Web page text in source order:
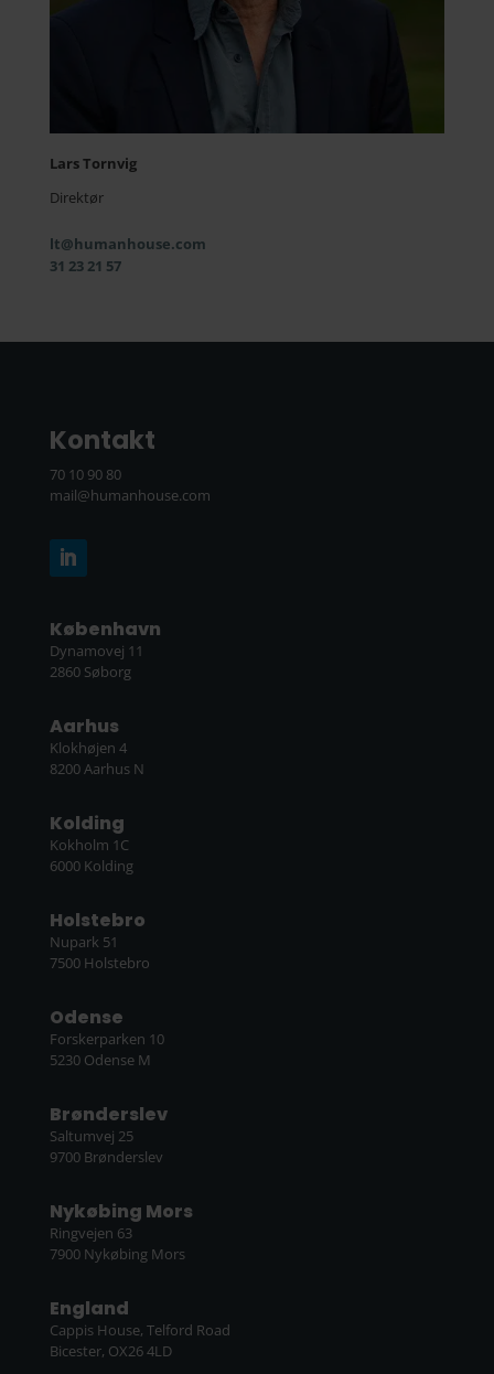
Lars Tornvig
Direktør
lt@humanhouse.com
31 23 21 57
Kontakt
70 10 90 80
mail@humanhouse.com
København
Dynamovej 11
2860 Søborg
Aarhus
Klokhøjen 4
8200 Aarhus N
Kolding
Kokholm 1C
6000 Kolding
Holstebro
Nupark 51
7500 Holstebro
Odense
Forskerparken 10
5230 Odense M
Brønderslev
Saltumvej 25
9700 Brønderslev
Nykøbing Mors
Ringvejen 63
7900 Nykøbing Mors
England
Cappis House, Telford Road
Bicester, OX26 4LD